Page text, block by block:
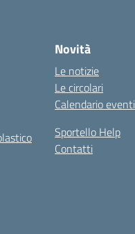
Novità
Le notizie
Le circolari
Calendario eventi
Sportello Help
Contatti